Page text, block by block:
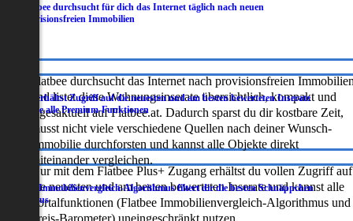
Flatbee durchsucht für dich das Internet täglich nach neuen
provisionsfreien Immobilien
Flatbee durchsucht das Internet nach provisionsfreien
und listet diese Wohnungsinserate übersichtlich, kompakt und
tagesaktuell auf Flatbee.at. Dadurch sparst du dir kostbare Zeit,
musst nicht viele verschiedene Quellen nach deiner Wunsch-
Immobilie durchforsten und kannst alle Objekte direkt
miteinander vergleichen.
Du erhältst Zugriff auf die neuesten und am besten bewerteten Inserate
sowie alle Premium-Funktionen
Nur mit dem Flatbee Plus+ Zugang erhältst du vollen Zugriff auf
die neuesten und am besten bewerteten Inserate und kannst alle
Portalfunktionen (Flatbee Immobilienvergleich-Algorithmus und
Der Immobilienvergleich-Algorithmus filtert dir die besten Schnäppchen
heraus